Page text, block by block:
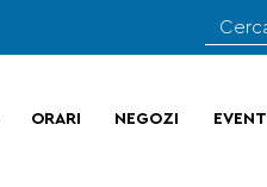
ORARI NEGOZI EVENTI